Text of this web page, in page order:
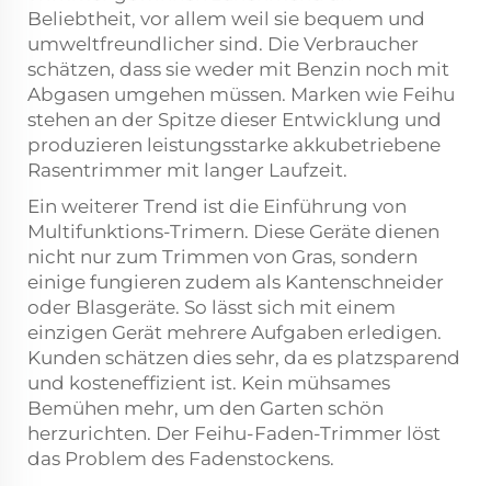
Beliebtheit, vor allem weil sie bequem und
umweltfreundlicher sind. Die Verbraucher
schätzen, dass sie weder mit Benzin noch mit
Abgasen umgehen müssen. Marken wie Feihu
stehen an der Spitze dieser Entwicklung und
produzieren leistungsstarke akkubetriebene
Rasentrimmer mit langer Laufzeit.
Ein weiterer Trend ist die Einführung von
Multifunktions-Trimern. Diese Geräte dienen
nicht nur zum Trimmen von Gras, sondern
einige fungieren zudem als Kantenschneider
oder Blasgeräte. So lässt sich mit einem
einzigen Gerät mehrere Aufgaben erledigen.
Kunden schätzen dies sehr, da es platzsparend
und kosteneffizient ist. Kein mühsames
Bemühen mehr, um den Garten schön
herzurichten. Der Feihu-Faden-Trimmer löst
das Problem des Fadenstockens.